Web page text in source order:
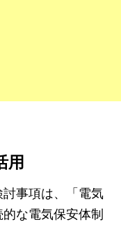
用
事項は、「電気
な電気保安体制